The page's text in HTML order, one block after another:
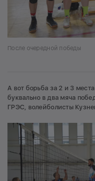
После очередной победы
А вот борьба за 2 и 3
буквально в два мяча
ГРЭС, волейболисты